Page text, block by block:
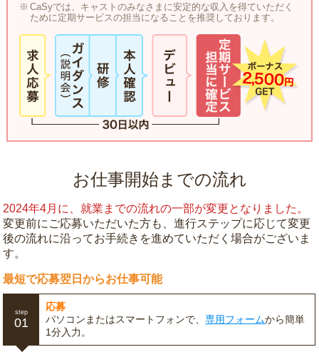
CaSyでは、キャストのみなさまに安定的な収入を得ていただく
ために定期サービスの担当になることを推奨しております。
お仕事開始までの流れ
2024年4月に、就業までの流れの一部が変更となりました。
変更前にご応募いただいた方も、進行ステップに応じて変更
後の流れに沿ってお手続きを進めていただく場合がございま
す。
最短で応募翌日からお仕事可能
step
01
応募
パソコンまたはスマートフォンで、専用フォームから簡単
1分入力。